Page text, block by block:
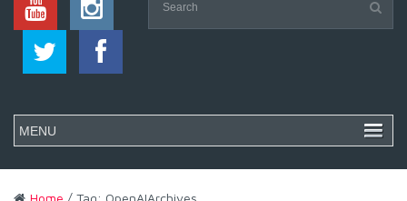
Home / Tag: OpenAIArchives